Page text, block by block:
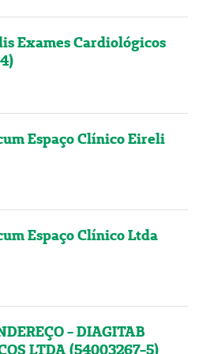
Exames Cardiológicos
Espaço Clínico Eireli
Espaço Clínico Ltda
- DIAGITAB
LTDA (54003267-5)